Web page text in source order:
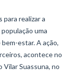
realizar a
uma
estar. A ação,
acontece no
Vilar Suassuna, no